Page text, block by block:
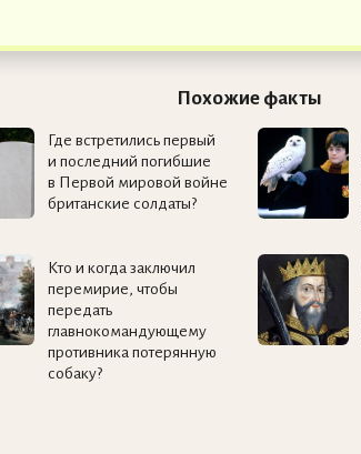
Похожие факты
Где встретились первый
и последний погибшие
в Первой мировой войне
британские солдаты?
Кто и когда заключил
перемирие, чтобы
передать
главнокомандующему
противника потерянную
собаку?